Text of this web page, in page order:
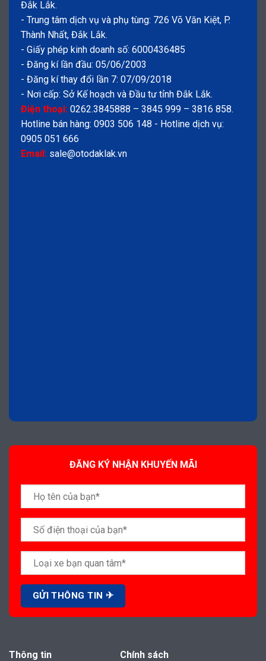
Đắk Lắk.
- Trung tâm dịch vụ và phụ tùng: 726 Võ Văn Kiệt, P.
Thành Nhất, Đắk Lắk.
- Giấy phép kinh doanh số: 6000436485
- Đăng kí lần đầu: 05/06/2003
- Đăng kí thay đổi lần 7: 07/09/2018
- Nơi cấp: Sở Kế hoạch và Đầu tư tỉnh Đắk Lắk.
Điện thoại: 0262.3845888 – 3845 999 – 3816 858.
Hotline bán hàng: 0903 506 148 - Hotline dịch vụ:
0905 051 666
Email: sale@otodaklak.vn
ĐĂNG KÝ NHẬN KHUYẾN MÃI
Thông tin Chính sách